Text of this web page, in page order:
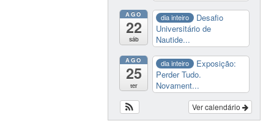
AGO
22
sáb
dia inteiro
Desafio
Universitário de
Nautide...
AGO
25
ter
dia inteiro
Exposição:
Perder Tudo.
Novament...
Ver calendário